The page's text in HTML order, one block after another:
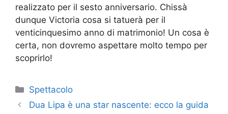
realizzato per il sesto anniversario. Chissà
dunque Victoria cosa si tatuerà per il
venticinquesimo anno di matrimonio! Un cosa è
certa, non dovremo aspettare molto tempo per
scoprirlo!
Categorie
Spettacolo
Dua Lipa è una star nascente: ecco la guida